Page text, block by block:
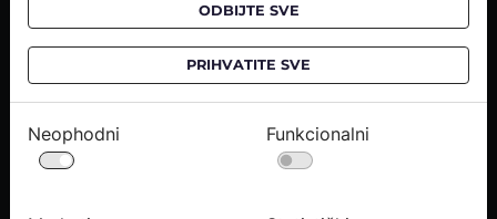
O NAMA
Kontaktirajte nas
Karijere
ODBIJTE SVE
PRIHVATITE SVE
Neophodni Funkcionalni